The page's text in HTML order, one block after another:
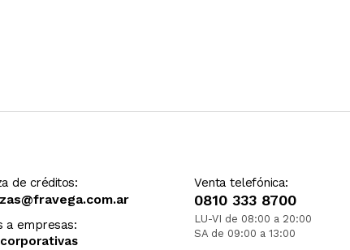
de créditos:
a empresas:
Venta telefónica:
0810 333 8700
LU-VI de 08:00 a 20:00
SA de 09:00 a 13:00